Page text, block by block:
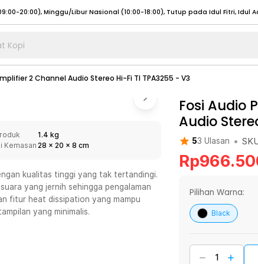
(07:00 - 20:00), Sabtu - Minggu (08:00 - 20:00), Tutup pada Idul Fitri
- 20:00), Sabtu - Minggu/ Libur Nasional (08:00 - 17:00)
- 20:00), Sabtu - Minggu/ Libur Nasional (08:00 - 17:00) Selengkapnya
20:00), Minggu/Libur Nasional (12:00-20:00), Tutup pada Idul Fitri
20:00), Minggu/Libur Nasional (12:00-20:00), Tutup pada Idul Fitri
(07:00 - 20:00), Sabtu - Minggu (08:00 - 20:00), Tutup pada Idul Fitri
Selengkapnya
Kopi
2 Channel Audio Stereo Hi-Fi TI TPA3255 - V3
1.4 kg
Kemasan 28 x 20 x 8 cm
kualitas tinggi yang tak tertandingi.
yang jernih sehingga pengalaman
fitur heat dissipation yang mampu
yang minimalis.
Fosi Audio
Audio
53 Ulasan •
Rp
Pilihan Warna:
Black